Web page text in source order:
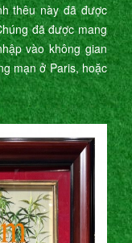
thêu này đã được
đã được mang
vào không gian
mạn ở Paris, hoặc